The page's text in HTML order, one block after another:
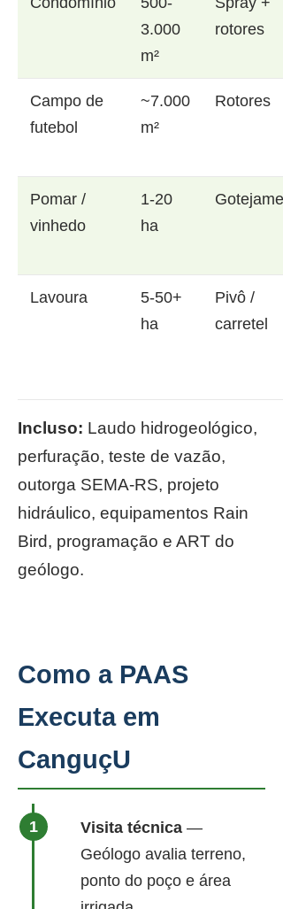
3.000
m²
rotores
Campo de
futebol
~7.000
m²
Rotores
Pomar /
vinhedo
1-20
ha
Lavoura
5-50+
ha
Pivô /
carretel
Incluso: Laudo hidrogeológico,
perfuração, teste de vazão,
outorga SEMA-RS, projeto
hidráulico, equipamentos Rain
Bird, programação e ART do
geólogo.
Como a PAAS
Executa em
CanguçU
Visita técnica —
Geólogo avalia terreno,
ponto do poço e área